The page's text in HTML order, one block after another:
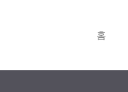
홈